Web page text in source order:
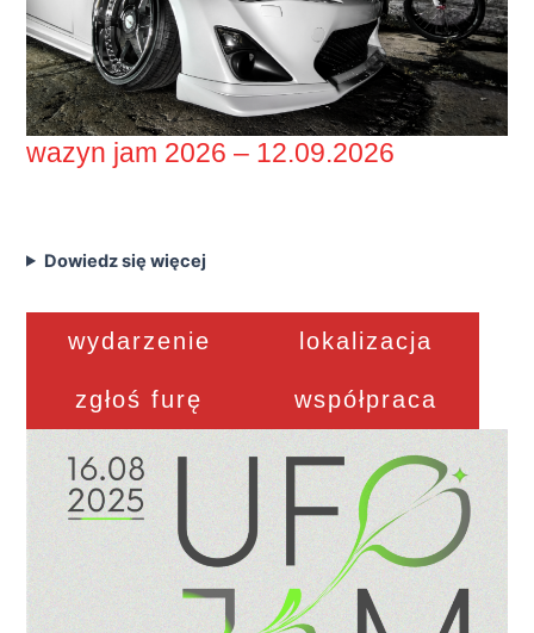
wazyn jam 2026 – 12.09.2026
Dowiedz się więcej
wydarzenie lokalizacja
zgłoś furę współpraca